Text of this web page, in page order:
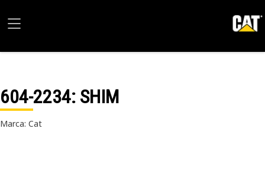
604-2234: SHIM
Marca: Cat